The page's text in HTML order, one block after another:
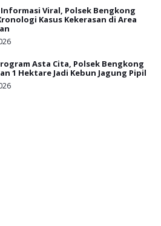
Viral, Polsek Bengkong
Kasus Kekerasan di Area
Asta Cita, Polsek Bengkong
1 Hektare Jadi Kebun Jagung Pipil